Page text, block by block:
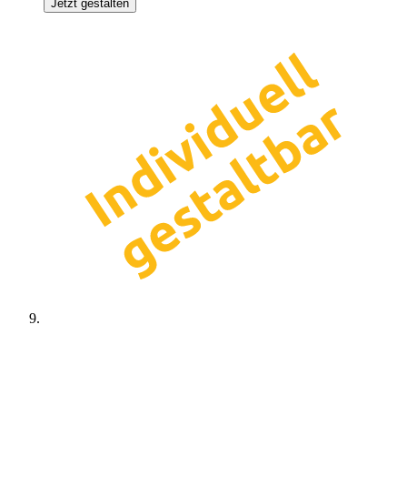
Jetzt gestalten